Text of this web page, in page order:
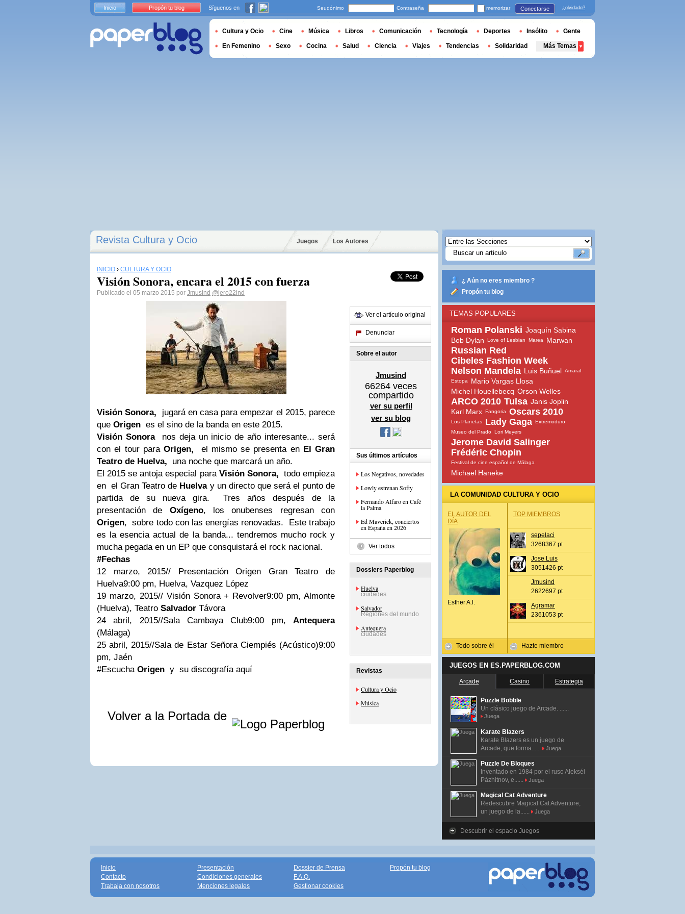
Revista Cultura y Ocio Juegos Los Autores
INICIO › CULTURA Y OCIO
Visión Sonora, encara el 2015 con fuerza
Publicado el 05 marzo 2015 por Jmusind @jero22ind
Visión Sonora,
jugará en casa para empezar el 2015, parece
que Origen es el sino de la banda en este 2015.
Visión Sonora
nos deja un inicio de año interesante... será
con el tour para Origen, el mismo se presenta en El Gran
Teatro de Huelva,
una noche que marcará un año.
El 2015 se antoja especial para Visión Sonora, todo empieza
en el Gran Teatro de Huelvay un directo que será el punto de
partida de su nueva gira. Tres años después de la
presentación de Oxígeno, los onubenses regresan con
Origen, sobre todo con las energías renovadas. Este trabajo
es la esencia actual de la banda... tendremos mucho rock y
mucha pegada en un EP que consquistará el rock nacional.
#Fechas
12 marzo, 2015// Presentación Origen Gran Teatro de
Huelva9:00 pm, Huelva, Vazquez López
19 marzo, 2015// Visión Sonora + Revolver9:00 pm, Almonte
(Huelva), Teatro Salvador Távora
24 abril, 2015//Sala Cambaya Club9:00 pm, Antequera
(Málaga)
25 abril, 2015//Sala de Estar Señora Ciempiés (Acústico)9:00
pm, Jaén
#Escucha Origen y su discografía aquí
Volver a la Portada de
Ver el artículo original
Denunciar
Sobre el autor
Jmusind
66264 veces
compartido
ver su perfil
ver su blog
Sus últimos artículos
Los Negativos, novedades
Lowly estrenan Softy
Fernando Alfaro en Café
la Palma
Ed Maverick, conciertos
en España en 2026
Ver todos
Dossiers Paperblog
Huelva
ciudades
Salvador
Regiones del mundo
Antequera
ciudades
Revistas
Cultura y Ocio
Música
¿ Aún no eres miembro ?
Propón tu blog
TEMAS POPULARES
Roman Polanski Joaquín Sabina
Bob Dylan
Love of Lesbian Marea Marwan
Russian Red
Cibeles Fashion Week
Nelson Mandela Luis Buñuel Amaral
Estopa
Mario Vargas Llosa
Michel Houellebecq Orson Welles
ARCO 2010 Tulsa Janis Joplin
Karl Marx Fangoria Oscars 2010
Los Planetas Lady Gaga Extremoduro
Museo del Prado
Lori Meyers
Jerome David Salinger
Frédéric Chopin
Festival de cine español de Málaga
Michael Haneke
LA COMUNIDAD CULTURA Y OCIO
EL AUTOR DEL
DÍA
Esther A.l.
Todo sobre él
TOP MIEMBROS
sepelaci
3268367 pt
Jose Luis
3051426 pt
Jmusind
2622697 pt
Agramar
2361053 pt
Hazte miembro
JUEGOS EN ES.PAPERBLOG.COM
Arcade Casino Estrategia
Puzzle Bobble
Un clásico juego de Arcade. ......
Juega
Karate Blazers
Karate Blazers es un juego de
Arcade, que forma......
Juega
Puzzle De Bloques
Inventado en 1984 por el ruso Alekséi
Pázhitnov, e......
Juega
Magical Cat Adventure
Redescubre Magical Cat Adventure,
un juego de la......
Juega
Descubrir el espacio Juegos
Inicio Propón tu blog Síguenos en Seudónimo Contraseña memorizar Conectarse ¿olvidado?
Cultura y Ocio Cine Música Libros Comunicación Tecnología Deportes Insólito Gente
En Femenino Sexo Cocina Salud Ciencia Viajes Tendencias Solidaridad Más Temas
Inicio
Contacto
Trabaja con nosotros
Presentación
Condiciones generales
Menciones legales
Dossier de Prensa
F.A.Q.
Gestionar cookies
Propón tu blog